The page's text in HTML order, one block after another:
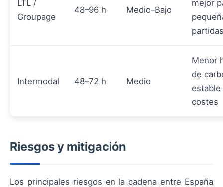
LTL /
Groupage
48–96 h Medio–Bajo
mejor
partidas
Intermodal 48–72 h Medio
Menor
de
estable
costes
Riesgos y mitigación
Los principales riesgos en la cadena entre España